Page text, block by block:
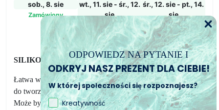
sob., 8. sie
Zamówiony
wt., 11. sie - śr., 12.
sie
Zamówienie wysłane
śr., 12. sie - pt., 14.
sie
Przewidywany czas
dostawy
SILIKONOWA FORMA DO RĘKODZIEŁA
Łatwa w użyciu, wypolerowana na wysoki połysk i idealna
do tworzenia przepięknej biżuterii lub dekoracji.
Może być używana z mydłem, gipsem, żywicą, lodem,
ODPOWIEDZ NA PYTANIE I
ODKRYJ NASZ PREZENT DLA CIEBIE!
W której społeczności się rozpoznajesz?
Kreatywność